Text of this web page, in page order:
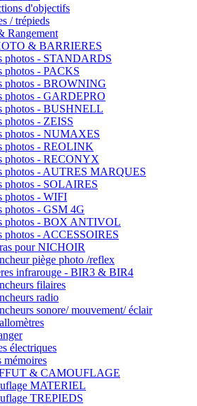
d'objectifs
/ trépieds
Rangement
& BARRIERES
photos - STANDARDS
photos - PACKS
photos - BROWNING
photos - GARDEPRO
photos - BUSHNELL
photos - ZEISS
photos - NUMAXES
photos - REOLINK
photos - RECONYX
photos - AUTRES MARQUES
photos - SOLAIRES
photos - WIFI
photos - GSM 4G
photos - BOX ANTIVOL
photos - ACCESSOIRES
pour NICHOIR
piège photo /reflex
infrarouge - BIR3 & BIR4
filaires
radio
sonore/ mouvement/ éclair
électriques
mémoires
& CAMOUFLAGE
MATERIEL
TREPIEDS